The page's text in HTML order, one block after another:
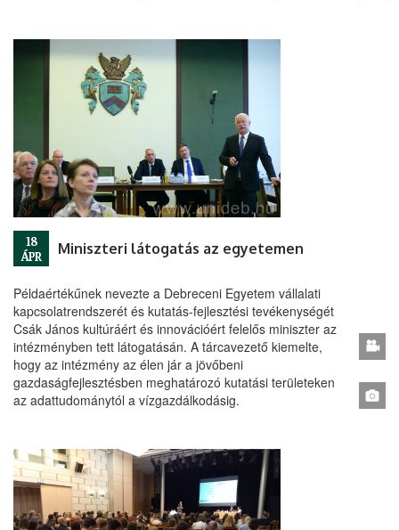
18
ÁPR
Miniszteri látogatás az egyetemen
Példaértékűnek nevezte a Debreceni Egyetem vállalati
kapcsolatrendszerét és kutatás-fejlesztési tevékenységét
Csák János kultúráért és innovációért felelős miniszter az
intézményben tett látogatásán. A tárcavezető kiemelte,
hogy az intézmény az élen jár a jövőbeni
gazdaságfejlesztésben meghatározó kutatási területeken
az adattudománytól a vízgazdálkodásig.